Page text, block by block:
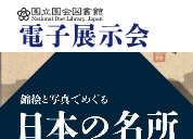
本文へ移動